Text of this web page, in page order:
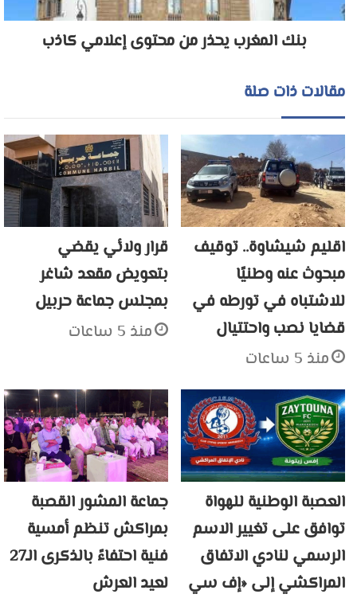
بنك المغرب يحذر من محتوى إعلامي كاذب
مقالات ذات صلة
اقليم شيشاوة.. توقيف
مبحوث عنه وطنيًا
للاشتباه في تورطه في
قضايا نصب واحتتيال
منذ 5 ساعات
قرار ولائي يقضي
بتعويض مقعد شاغر
بمجلس جماعة حربيل
منذ 5 ساعات
العصبة الوطنية للهواة
توافق على تغيير الاسم
الرسمي لنادي الاتفاق
المراكشي إلى «إف سي
جماعة المشور القصبة
بمراكش تنظم أمسية
فنية احتفاءً بالذكرى الـ27
لعيد العرش